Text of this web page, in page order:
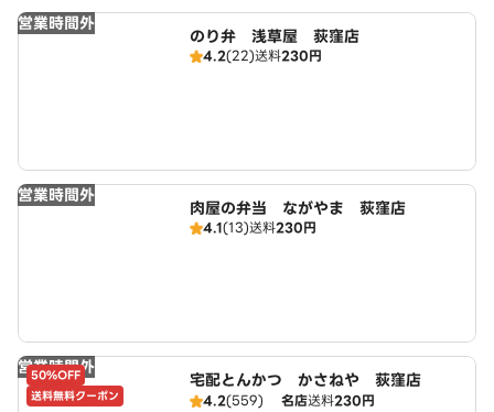
営業時間外
のり弁 浅草屋 荻窪店
4.2(22)送料230円
営業時間外
肉屋の弁当 ながやま 荻窪店
4.1(13)送料230円
営業時間外
50%OFF
送料無料クーポン
宅配とんかつ かさねや 荻窪店
4.2(559) 名店送料230円